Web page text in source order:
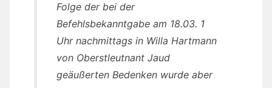
Folge der bei der
Befehlsbekanntgabe am 18.03. 1
Uhr nachmittags in Willa Hartmann
von Oberstleutnant Jaud
geäußerten Bedenken wurde aber